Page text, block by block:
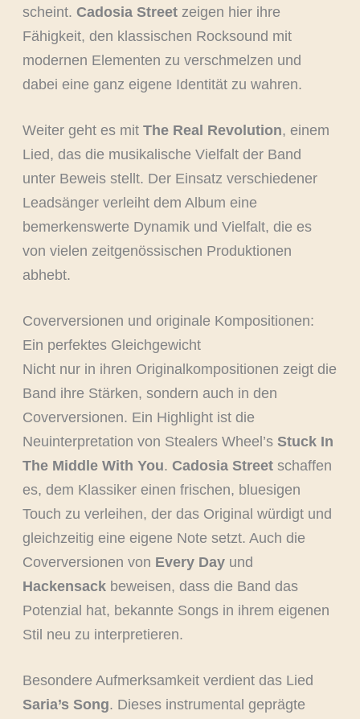
scheint. Cadosia Streetzeigen hier ihre
Fähigkeit, den klassischen Rocksound mit
modernen Elementen zu verschmelzen und
dabei eine ganz eigene Identität zu wahren.
Weiter geht es mit The Real Revolution, einem
Lied, das die musikalische Vielfalt der Band
unter Beweis stellt. Der Einsatz verschiedener
Leadsänger verleiht dem Album eine
bemerkenswerte Dynamik und Vielfalt, die es
von vielen zeitgenössischen Produktionen
abhebt.
Coverversionen und originale Kompositionen:
Ein perfektes Gleichgewicht
Nicht nur in ihren Originalkompositionen zeigt die
Band ihre Stärken, sondern auch in den
Coverversionen. Ein Highlight ist die
Neuinterpretation von Stealers Wheel’s Stuck In
The Middle With You. Cadosia Streetschaffen
es, dem Klassiker einen frischen, bluesigen
Touch zu verleihen, der das Original würdigt und
gleichzeitig eine eigene Note setzt. Auch die
Coverversionen von Every Dayund
Hackensackbeweisen, dass die Band das
Potenzial hat, bekannte Songs in ihrem eigenen
Stil neu zu interpretieren.
Besondere Aufmerksamkeit verdient das Lied
Saria’s Song. Dieses instrumental geprägte